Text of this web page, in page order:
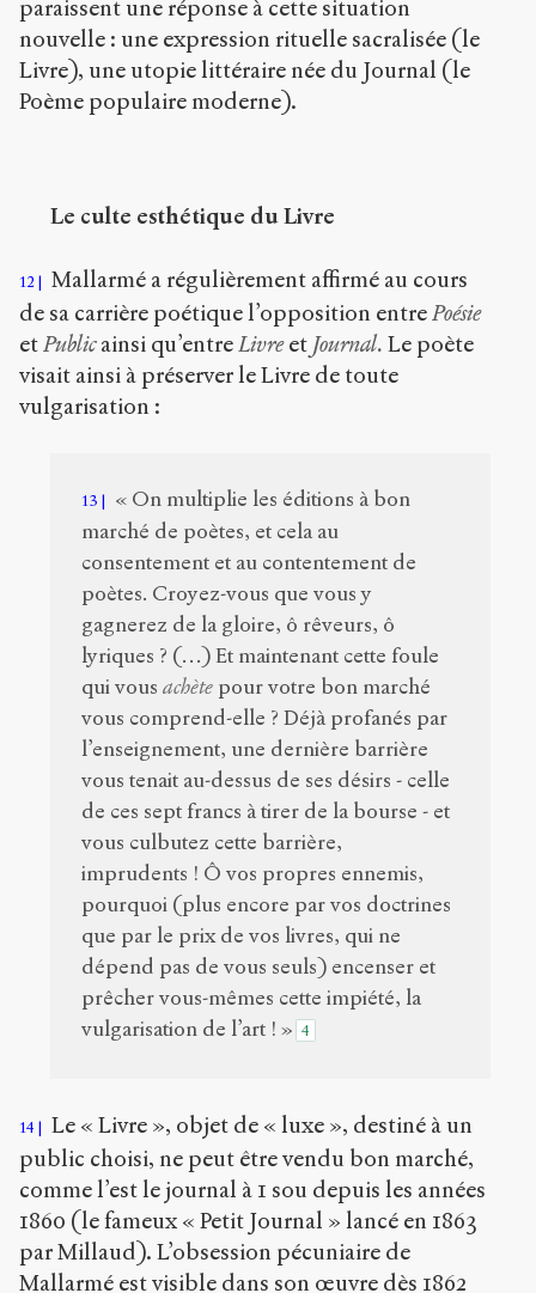
paraissent une réponse à cette situation
nouvelle : une expression rituelle sacralisée (le
Livre), une utopie littéraire née du Journal (le
Poème populaire moderne).
Le culte esthétique du Livre
12
Mallarmé a régulièrement affirmé au cours
de sa carrière poétique l’opposition entrePoésie
etPublicainsi qu’entreLivreet Journal. Le poète
visait ainsi à préserver le Livre de toute
vulgarisation :
13
« On multiplie les éditions à bon
marché de poètes, et cela au
consentement et au contentement de
poètes. Croyez-vous que vous y
gagnerez de la gloire, ô rêveurs, ô
lyriques ? (…) Et maintenant cette foule
qui vousachète pour votre bon marché
vous comprend-elle ? Déjà profanés par
l’enseignement, une dernière barrière
vous tenait au-dessus de ses désirs - celle
de ces sept francs à tirer de la bourse - et
vous culbutez cette barrière,
imprudents ! Ô vos propres ennemis,
pourquoi (plus encore par vos doctrines
que par le prix de vos livres, qui ne
dépend pas de vous seuls) encenser et
prêcher vous-mêmes cette impiété, la
vulgarisation de l’art ! » 4
14
Le « Livre », objet de « luxe », destiné à un
public choisi, ne peut être vendu bon marché,
comme l’est le journal à 1 sou depuis les années
1860 (le fameux « Petit Journal » lancé en 1863
par Millaud). L’obsession pécuniaire de
Mallarmé est visible dans son œuvre dès 1862